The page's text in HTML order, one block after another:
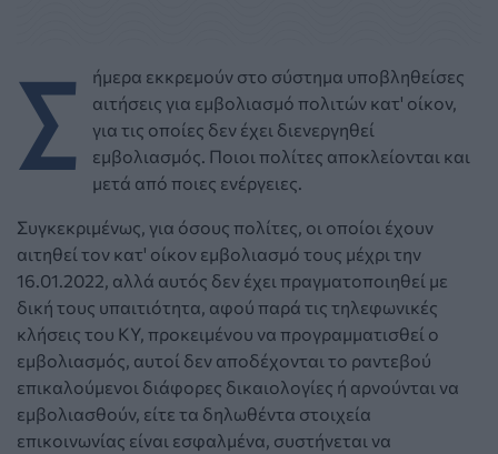
Σ
ήμερα εκκρεμούν στο σύστημα υποβληθείσες
αιτήσεις για εμβολιασμό πολιτών κατ' οίκον,
για τις οποίες δεν έχει διενεργηθεί
εμβολιασμός. Ποιοι πολίτες αποκλείονται και
μετά από ποιες ενέργειες.
Συγκεκριμένως, για όσους πολίτες, οι οποίοι έχουν
αιτηθεί τον κατ' οίκον εμβολιασμό τους μέχρι την
16.01.2022, αλλά αυτός δεν έχει πραγματοποιηθεί με
δική τους υπαιτιότητα, αφού παρά τις τηλεφωνικές
κλήσεις του ΚΥ, προκειμένου να προγραμματισθεί ο
εμβολιασμός, αυτοί δεν αποδέχονται το ραντεβού
επικαλούμενοι διάφορες δικαιολογίες ή αρνούνται να
εμβολιασθούν, είτε τα δηλωθέντα στοιχεία
επικοινωνίας είναι εσφαλμένα, συστήνεται να